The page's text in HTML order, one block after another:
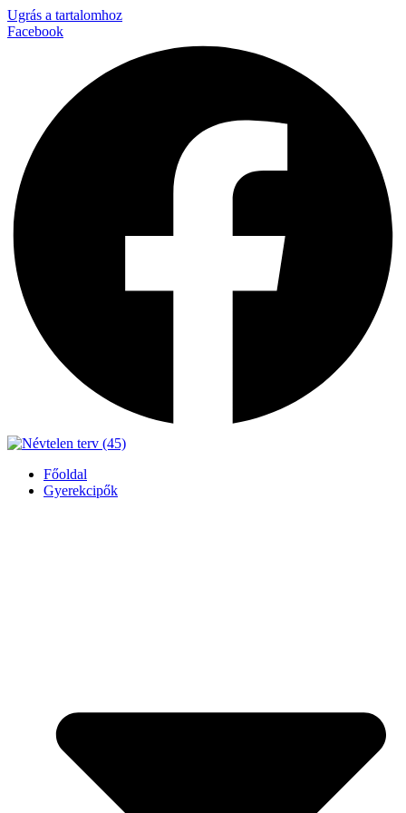
Ugrás a tartalomhoz
Facebook
Főoldal
Gyerekcipők